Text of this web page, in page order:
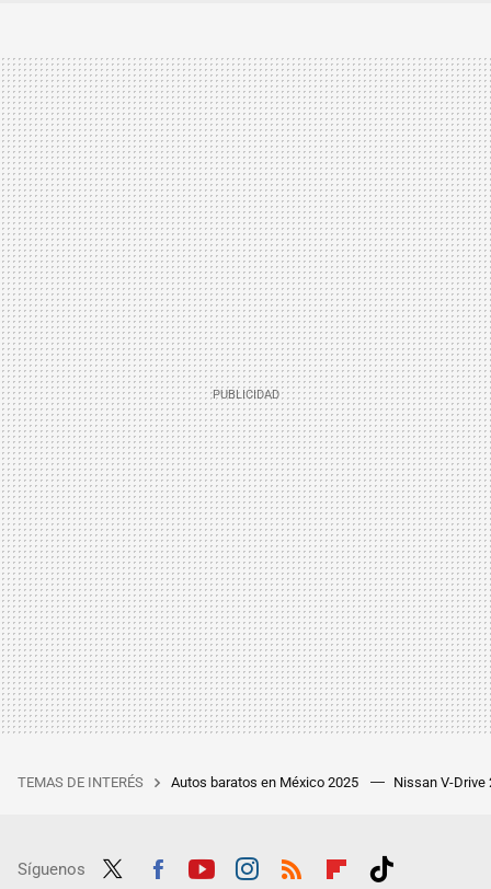
TEMAS DE INTERÉS Autos baratos en México 2025 Nissan V-Drive
Síguenos